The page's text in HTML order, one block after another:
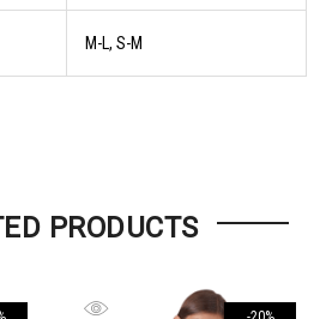
M-L, S-M
PRODUCTS